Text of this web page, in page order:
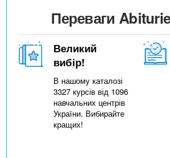
Переваги
Великий
вибір!
В нашому каталозі
3327 курсів від 1096
навчальних центрів
України. Вибирайте
кращих!